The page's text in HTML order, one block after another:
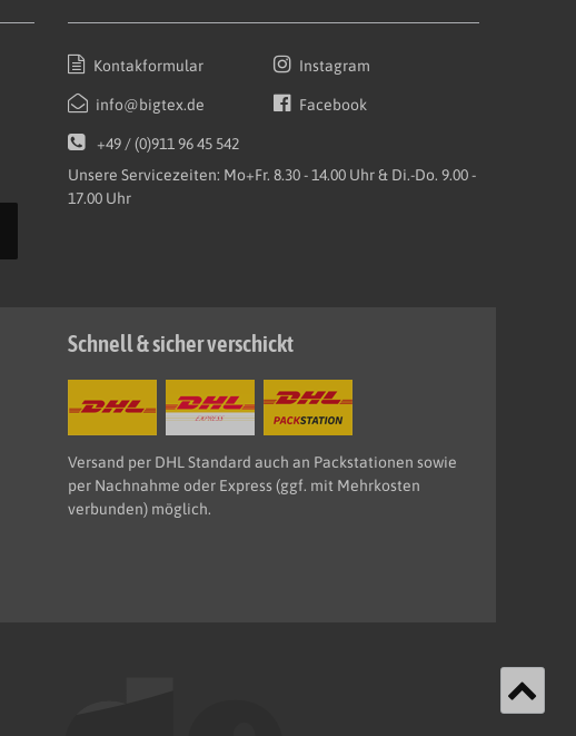
Kontakformular
info@bigtex.de
Instagram
Facebook
+49 / (0)911 96 45 542
Unsere Servicezeiten: Mo+Fr. 8.30 - 14.00 Uhr & Di.-Do. 9.00 -
17.00 Uhr
Schnell & sicher verschickt
Versand per DHL Standard auch an Packstationen sowie
per Nachnahme oder Express (ggf. mit Mehrkosten
verbunden) möglich.